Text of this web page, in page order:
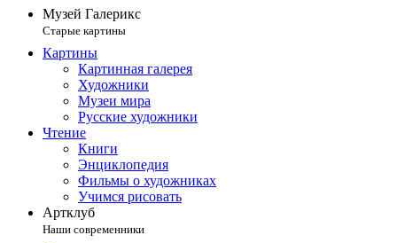
Музей Галерикс
Старые картины
Картины
Картинная галерея
Художники
Музеи мира
Русские художники
Чтение
Книги
Энциклопедия
Фильмы о художниках
Учимся рисовать
Артклуб
Наши современники